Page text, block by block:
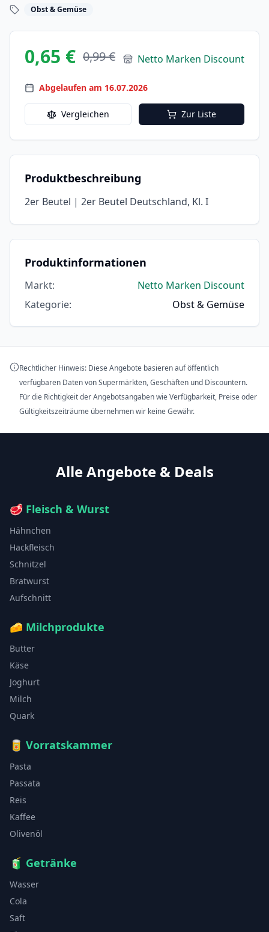
Obst & Gemüse
0,65 € 0,99 € Netto Marken Discount
Abgelaufen am 16.07.2026
Vergleichen Zur Liste
Produktbeschreibung
2er Beutel | 2er Beutel Deutschland, Kl. I
Produktinformationen
Markt:
Netto Marken Discount
Kategorie: Obst & Gemüse
Rechtlicher Hinweis: Diese Angebote basieren auf öffentlich
verfügbaren Daten von Supermärkten, Geschäften und Discountern.
Für die Richtigkeit der Angebotsangaben wie Verfügbarkeit, Preise oder
Gültigkeitszeiträume übernehmen wir keine Gewähr.
Alle Angebote & Deals
🥩 Fleisch & Wurst
Hähnchen
Hackfleisch
Schnitzel
Bratwurst
Aufschnitt
🧀 Milchprodukte
Butter
Käse
Joghurt
Milch
Quark
🥫 Vorratskammer
Pasta
Passata
Reis
Kaffee
Olivenöl
🧃 Getränke
Wasser
Cola
Saft